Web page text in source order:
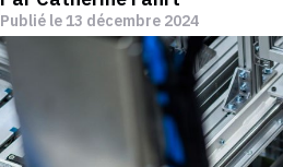
Publié le13 décembre 2024